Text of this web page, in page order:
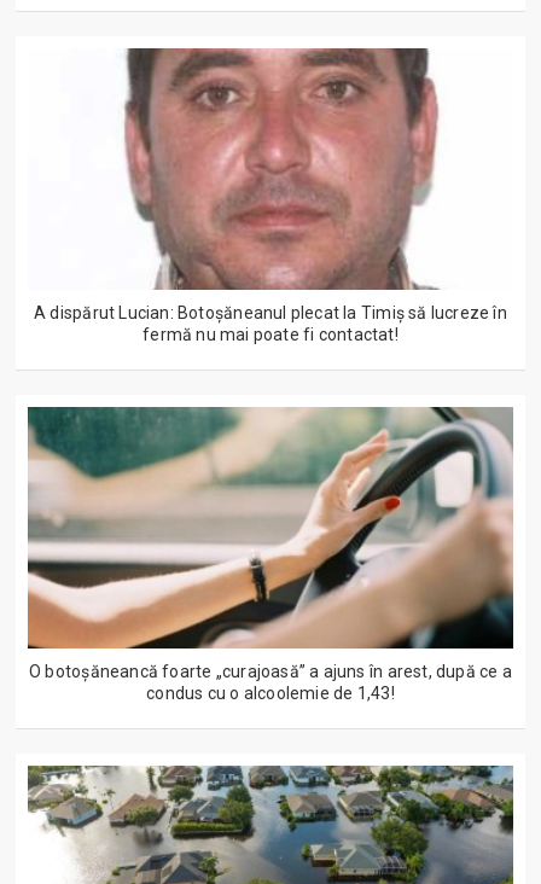
A dispărut Lucian: Botoșăneanul plecat la Timiș să lucreze în
fermă nu mai poate fi contactat!
O botoșăneancă foarte „curajoasă” a ajuns în arest, după ce a
condus cu o alcoolemie de 1,43!